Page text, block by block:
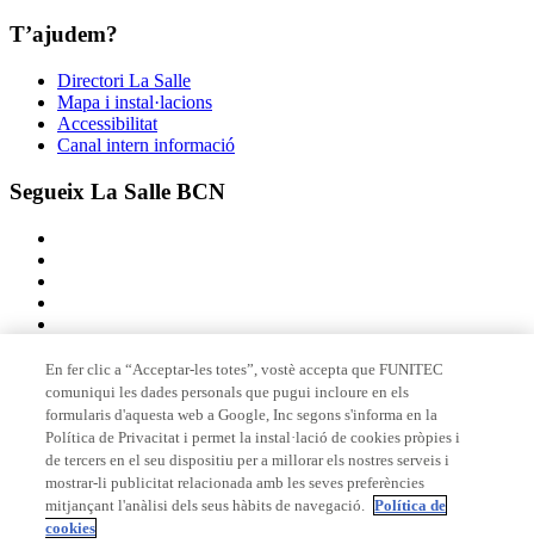
T’ajudem?
Directori La Salle
Mapa i instal·lacions
Accessibilitat
Canal intern informació
Segueix La Salle BCN
Membre de
Acreditacions
En fer clic a “Acceptar-les totes”, vostè accepta que FUNITEC
comuniqui les dades personals que pugui incloure en els
formularis d'aquesta web a Google, Inc segons s'informa en la
Política de Privacitat i permet la instal·lació de cookies pròpies i
de tercers en el seu dispositiu per a millorar els nostres serveis i
mostrar-li publicitat relacionada amb les seves preferències
mitjançant l'anàlisi dels seus hàbits de navegació. Política de
cookies